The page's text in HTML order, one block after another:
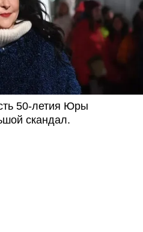
50-летия Юры
скандал.